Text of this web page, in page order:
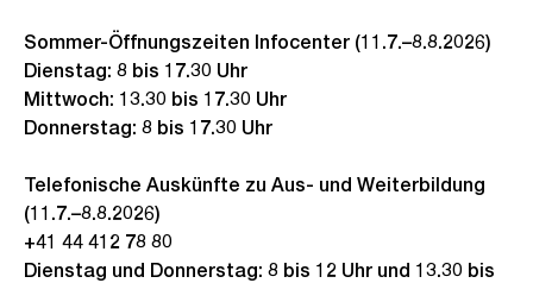
Sommer-Öffnungszeiten Infocenter (11.7.–8.8.2026)
Dienstag: 8 bis 17.30 Uhr
Mittwoch: 13.30 bis 17.30 Uhr
Donnerstag: 8 bis 17.30 Uhr
Telefonische Auskünfte zu Aus- und Weiterbildung
(11.7.–8.8.2026)
+41 44 412 78 80
Dienstag und Donnerstag: 8 bis 12 Uhr und 13.30 bis